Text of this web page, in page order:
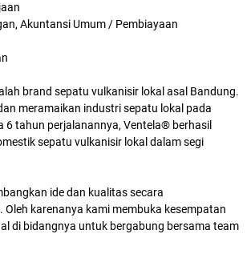
Akuntansi Umum / Pembiayaan
brand sepatu vulkanisir lokal asal Bandung.
meramaikan industri sepatu lokal pada
6 tahun perjalanannya, Ventela® berhasil
sepatu vulkanisir lokal dalam segi
ide dan kualitas secara
Oleh karenanya kami membuka kesempatan
di bidangnya untuk bergabung bersama team